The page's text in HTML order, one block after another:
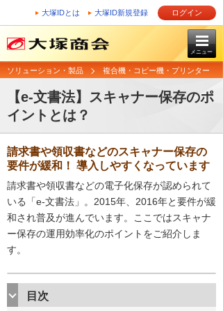
大塚IDとは 大塚ID新規登録 ログイン
メニュー
ソリューション・製品 複合機・コピー機・プリンター
【e-文書法】スキャナー保存のポ
イントとは？
請求書や領収書などのスキャナー保存の
要件が緩和！ 導入しやすくなっています
請求書や領収書などの電子化保存が認められて
いる「e-文書法」。2015年、2016年と要件が緩
和され普及が進んでいます。ここではスキャナ
ー保存の運用効率化のポイントをご紹介しま
す。
目次